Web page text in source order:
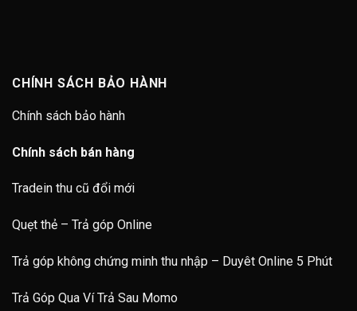
CHÍNH SÁCH BẢO HÀNH
Chính sách bảo hành
Chính sách bán hàng
Tradein thu cũ đổi mới
Quẹt thẻ – Trả góp Online
Trả góp không chứng minh thu nhập – Duyêt Online 5 Phút
Trả Góp Qua Ví Trả Sau Momo